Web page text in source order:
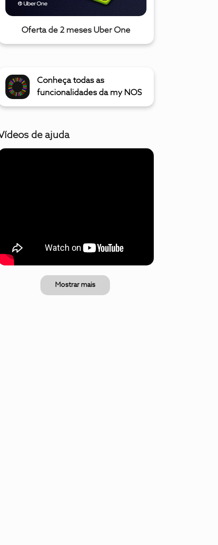
Oferta de 2 meses Uber One
Conheça todas as
funcionalidades da my NOS
de ajuda
Mostrar mais